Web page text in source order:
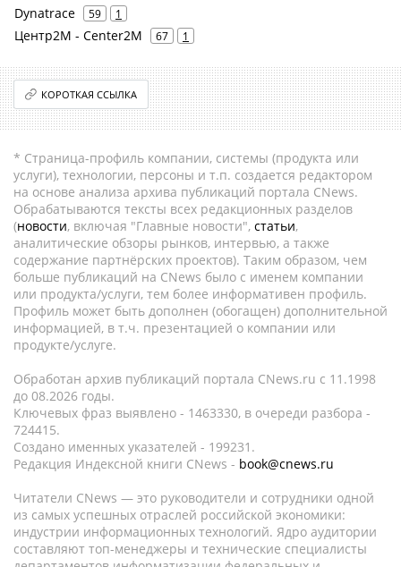
Dynatrace 59 1
Центр2М - Center2М 67 1
КОРОТКАЯ ССЫЛКА
* Страница-профиль компании, системы (продукта или
услуги), технологии, персоны и т.п. создается редактором
на основе анализа архива публикаций портала CNews.
Обрабатываются тексты всех редакционных разделов
(новости, включая "Главные новости", статьи,
аналитические обзоры рынков, интервью, а также
содержание партнёрских проектов). Таким образом, чем
больше публикаций на CNews было с именем компании
или продукта/услуги, тем более информативен профиль.
Профиль может быть дополнен (обогащен) дополнительной
информацией, в т.ч. презентацией о компании или
продукте/услуге.
Обработан архив публикаций портала CNews.ru c 11.1998
до 08.2026 годы.
Ключевых фраз выявлено - 1463330, в очереди разбора -
724415.
Создано именных указателей - 199231.
Редакция Индексной книги CNews - book@cnews.ru
Читатели CNews — это руководители и сотрудники одной
из самых успешных отраслей российской экономики:
индустрии информационных технологий. Ядро аудитории
составляют топ-менеджеры и технические специалисты